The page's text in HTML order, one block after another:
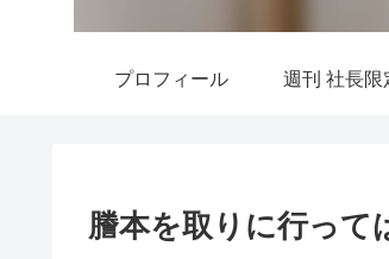
プロフィール 週刊 社長限
謄本を取りに行って